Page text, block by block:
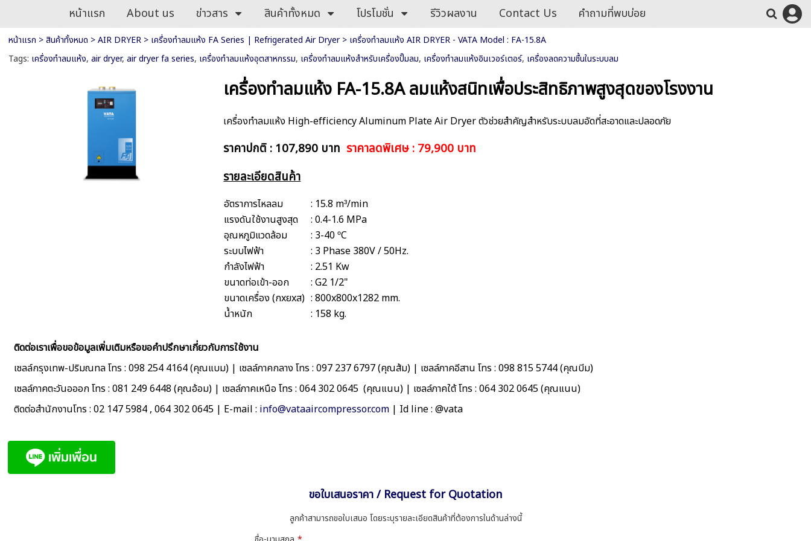
หน้าแรก About us ข่าวสาร สินค้าทั้งหมด โปรโมชั่น รีวิวผลงาน Contact Us คำถามที่พบบ่อย
หน้าแรก >สินค้าทั้งหมด >AIR DRYER> เครื่องทำลมแห้ง FA Series | Refrigerated Air Dryer> เครื่องทำลมแห้ง AIR DRYER - VATA Model : FA-15.8A
Tags: เครื่องทำลมแห้ง, air dryer, air dryer fa series, เครื่องทำลมแห้งอุตสาหกรรม, เครื่องทำลมแห้งสำหรับเครื่องปั๊มลม, เครื่องทำลมแห้งอินเวอร์เตอร์, เครื่องลดความชื้นในระบบลม
เครื่องทำลมแห้ง FA-15.8A ลมแห้งสนิทเพื่อประสิทธิภาพสูงสุดของโรงงาน
เครื่องทำลมแห้ง High-efficiency Aluminum Plate Air Dryer ตัวช่วยสำคัญสำหรับระบบลมอัดที่สะอาดและปลอดภัย
ราคาปกติ : 107,890 บาท ราคาลดพิเศษ : 79,900 บาท
รายละเอียดสินค้า
อัตราการไหลลม
: 15.8 m³/min
แรงดันใช้งานสูงสุด
: 0.4-1.6 MPa
อุณหภูมิแวดล้อม
: 3-40 ºC
ระบบไฟฟ้า
: 3 Phase 380V / 50Hz.
กำลังไฟฟ้า
: 2.51 Kw
ขนาดท่อเข้า-ออก
: G2 1/2"
ขนาดเครื่อง (กxยxส) : 800x800x1282 mm.
น้ำหนัก
: 158 kg.
ติดต่อเราเพื่อขอข้อมูลเพิ่มเติมหรือขอคำปรึกษาเกี่ยวกับการใช้งาน
เซลล์กรุงเทพ-ปริมณทล โทร : 098 254 4164 (คุณแบม) | เซลล์ภาคกลาง โทร : 097 237 6797 (คุณส้ม) | เซลล์ภาคอีสาน โทร : 098 815 5744 (คุณบีม)
เซลล์ภาคตะวันอออก โทร : 081 249 6448 (คุณอ้อม) | เซลล์ภาคเหนือ โทร : 064 302 0645 (คุณแนน) | เซลล์ภาคใต้ โทร : 064 302 0645 (คุณแนน)
ติดต่อสำนักงานโทร : 02 147 5984 , 064 302 0645 | E-mail : info@vataaircompressor.com | Id line : @vata
ขอใบเสนอราคา / Request for Quotation
ลูกค้าสามารถขอใบเสนอ โดยระบุรายละเอียดสินค้าที่ต้องการในด้านล่างนี้